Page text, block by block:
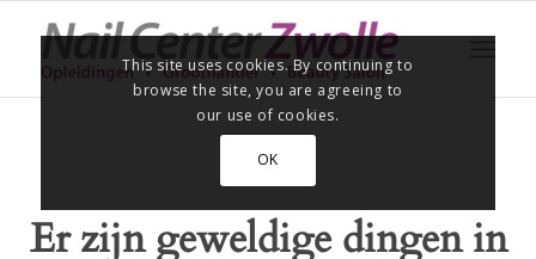
Er zijn geweldige dingen in
This site uses cookies. By continuing to
browse the site, you are agreeing to
our use of cookies.
OK